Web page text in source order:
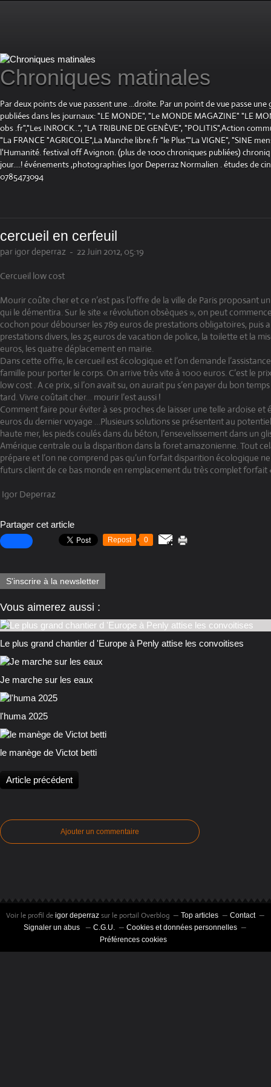
Chroniques matinales
Par deux points de vue passent une ...droite. Par un point de vue passe
publiées dans les journaux: "LE MONDE", "Le MONDE MAGAZINE" "LE
obs .fr","Les INROCK...", "LA TRIBUNE DE GENÈVE", "POLITIS",Action
"La FRANCE "AGRICOLE",La Manche libre.fr "le Plus"."La VIGNE", "SINE
l'Humanité. festival off Avignon. (plus de 1000 chroniques publiées)
jour....! événements ,photographies Igor Deperraz Normalien . études de
0785473094
cercueil en cerfeuil
par igor deperraz - 22 Juin 2012, 05:19
Cercueil low cost
Mourir coûte cher et ce n’est pas l’offre de la ville de Paris proposant
qui le démentira. Sur le site « révolution obsèques », on peut
cochon pour débourser les 789 euros de prestations obligatoires, puis
prestations divers, les 25 euros de vacation de police, la toilette et la
euros, les quatre déplacement en mairie.
Dans cette offre, le cercueil est écologique et l’on demande
famille pour porter le corps. On arrive très vite à 1000 euros. C’est le
low cost . A ce prix, si l’on avait su, on aurait pu s’en payer du bon
tard. Vivre coûtait cher… mourir l’est aussi !
Comment faire pour éviter à ses proches de laisser une telle ardoise et
euros du dernier voyage …Plusieurs solutions se présentent au
haute mer, les pieds coulés dans du béton, l’ensevelissement dans un
Amérique centrale ou la disparition dans la foret amazonienne. Tout
prépare et l’on ne comprend pas qu’un forfait disparition écologique
futurs client de ce bas monde en remplacement du très complet forfait
Igor Deperraz
Partager cet article
Repost 0
S'inscrire à la newsletter
Vous aimerez aussi :
Le plus grand chantier d 'Europe à Penly attise les convoitises
Je marche sur les eaux
l'huma 2025
le manège de Victot betti
Article précédent
Ajouter un commentaire
Voir le profil de igor deperraz sur le portail Overblog Top articles
Contact
Signaler un abus
C.G.U.
Cookies et données personnelles
Préférences cookies